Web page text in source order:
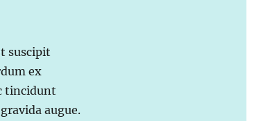
suscipit
ex
tincidunt
augue.